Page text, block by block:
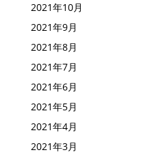
2021年10月
2021年9月
2021年8月
2021年7月
2021年6月
2021年5月
2021年4月
2021年3月